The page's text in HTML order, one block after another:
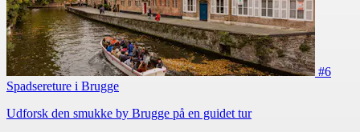
#6
Spadsereture i Brugge
Udforsk den smukke by Brugge på en guidet tur